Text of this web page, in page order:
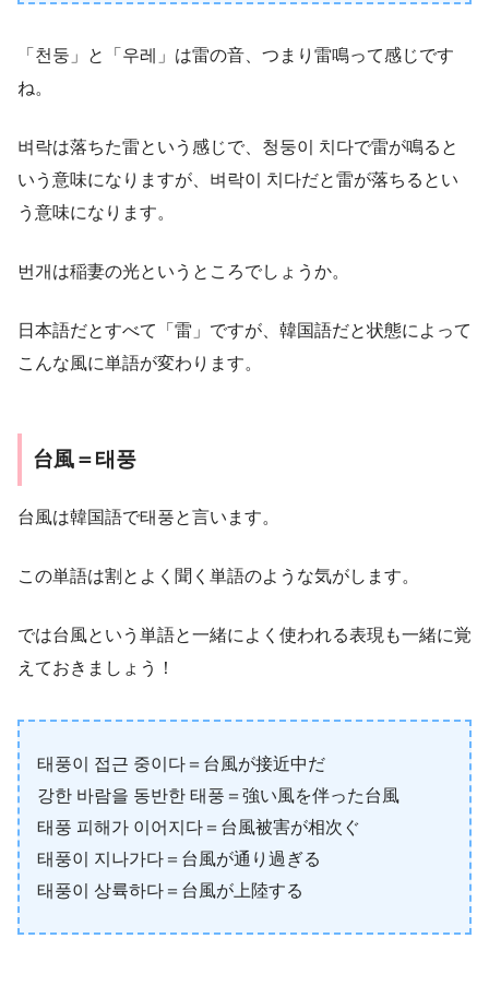
「천둥」と「우레」は雷の音、つまり雷鳴って感じです
ね。
벼락は落ちた雷という感じで、청둥이 치다で雷が鳴ると
いう意味になりますが、벼락이 치다だと雷が落ちるとい
う意味になります。
번개は稲妻の光というところでしょうか。
日本語だとすべて「雷」ですが、韓国語だと状態によって
こんな風に単語が変わります。
台風＝태풍
台風は韓国語で태풍と言います。
この単語は割とよく聞く単語のような気がします。
では台風という単語と一緒によく使われる表現も一緒に覚
えておきましょう！
태풍이 접근 중이다＝台風が接近中だ
강한 바람을 동반한 태풍＝強い風を伴った台風
태풍 피해가 이어지다＝台風被害が相次ぐ
태풍이 지나가다＝台風が通り過ぎる
태풍이 상륙하다＝台風が上陸する